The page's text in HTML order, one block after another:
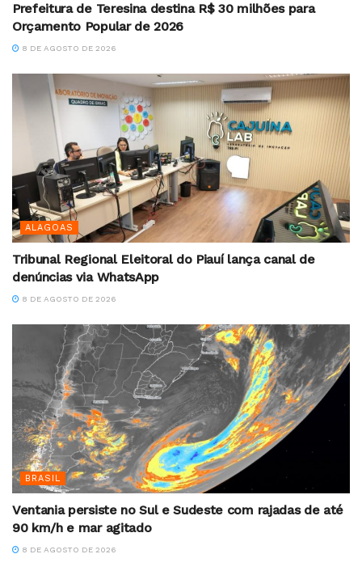
Prefeitura de Teresina destina R$ 30 milhões para
Orçamento Popular de 2026
8 DE AGOSTO DE 2026
ALAGOAS
Tribunal Regional Eleitoral do Piauí lança canal de
denúncias via WhatsApp
8 DE AGOSTO DE 2026
BRASIL
Ventania persiste no Sul e Sudeste com rajadas de até
90 km/h e mar agitado
8 DE AGOSTO DE 2026